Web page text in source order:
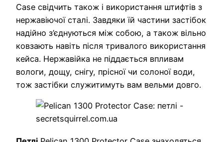
Case свідчить також і використання штифтів з
нержавіючої сталі. Завдяки їй частини застібок
надійно з’єднуються між собою, а також вільно
ковзають навіть після тривалого використання
кейса. Нержавійка не піддається впливам
вологи, дощу, снігу, прісної чи солоної води,
тож застібки служитимуть вам вельми довго.